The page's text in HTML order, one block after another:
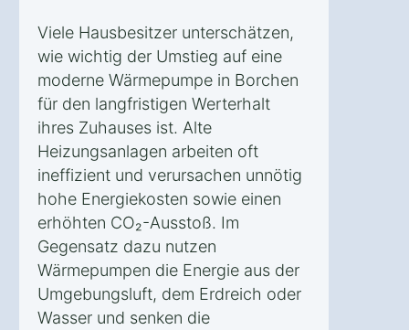
Viele Hausbesitzer unterschätzen,
wie wichtig der Umstieg auf eine
moderne Wärmepumpe in Borchen
für den langfristigen Werterhalt
ihres Zuhauses ist. Alte
Heizungsanlagen arbeiten oft
ineffizient und verursachen unnötig
hohe Energiekosten sowie einen
erhöhten CO₂-Ausstoß. Im
Gegensatz dazu nutzen
Wärmepumpen die Energie aus der
Umgebungsluft, dem Erdreich oder
Wasser und senken die